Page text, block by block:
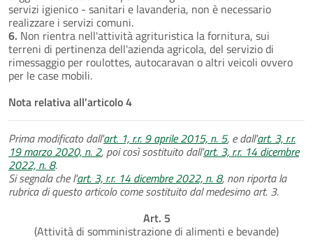
servizi igienico - sanitari e lavanderia, non è necessario
realizzare i servizi comuni.
6. Non rientra nell'attività agrituristica la fornitura, sui
terreni di pertinenza dell'azienda agricola, del servizio di
rimessaggio per roulottes, autocaravan o altri veicoli ovvero
per le case mobili.
Nota relativa all'articolo 4
Prima modificato dall'art. 1, r.r. 9 aprile 2015, n. 5, e dall'art. 3, r.r.
19 marzo 2020, n. 2, poi così sostituito dall'art. 3, r.r. 14 dicembre
2022, n. 8.
Si segnala che l'art. 3, r.r. 14 dicembre 2022, n. 8, non riporta la
rubrica di questo articolo come sostituito dal medesimo art. 3.
Art. 5
(Attività di somministrazione di alimenti e bevande)